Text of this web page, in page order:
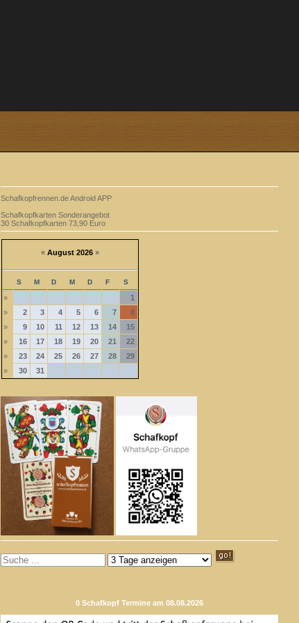
Schafkopfrennen.de Android APP
Schafkopfkarten Sonderangebot
30 Schafkopfkarten 73,90 Euro
« August 2026 »
S M D M D F S
»
1
»
2 3 4 5 6 7
8
»
9 10 11 12 13 14
15
»
16 17 18 19 20 21
22
»
23 24 25 26 27 28
29
»
30 31
0 Schafkopf Termine am 08.08.2026